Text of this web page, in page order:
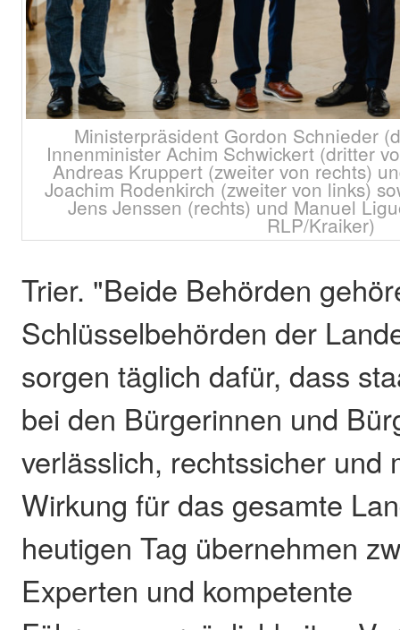
Ministerpräsident Gordon Schnieder
Innenminister Achim Schwickert (dritter
Andreas Kruppert (zweiter von rechts)
Joachim Rodenkirch (zweiter von links)
Jens Jenssen (rechts) und Manuel
RLP/Kraiker)
Trier. "Beide Behörden
Schlüsselbehörden der
sorgen täglich dafür, dass
bei den Bürgerinnen und
verlässlich, rechtssicher und
Wirkung für das gesamte
heutigen Tag übernehmen
Experten und kompetente